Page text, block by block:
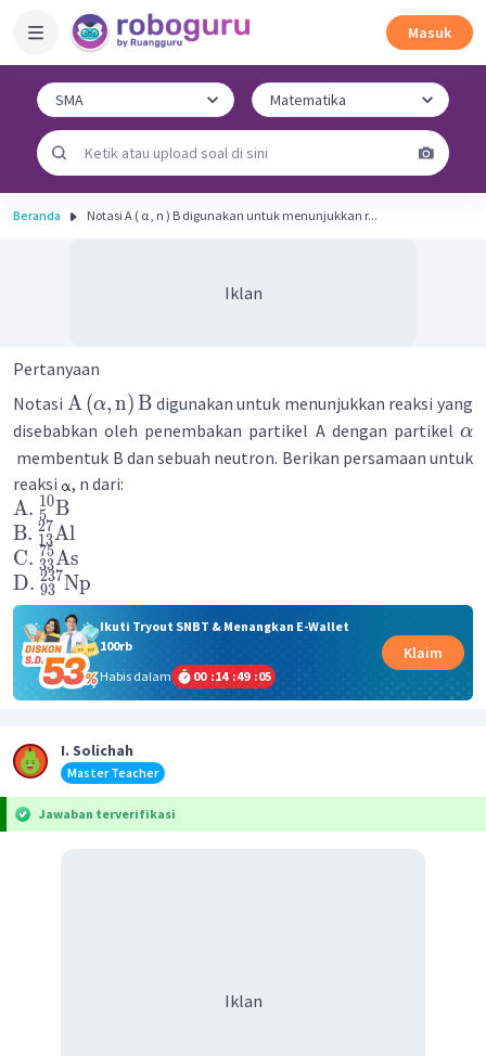
Masuk
Beranda Notasi A ( α , n ) B digunakan untuk menunjukkan r...
Iklan
Pertanyaan
Notasi A (α,n)B digunakan untuk menunjukkan reaksi yang
disebabkan oleh penembakan partikel A dengan partikel α
membentuk B dan sebuah neutron. Berikan persamaan untuk
reaksi
, n dari:
A. 5
10B
B. 13
27Al
C. 33
75As
D. 93
237Np
Ikuti Tryout SNBT & Menangkan E-Wallet
100rb
Habis dalam
00 :14 :49 :05
Klaim
I. Solichah
Master Teacher
Jawaban terverifikasi
Iklan